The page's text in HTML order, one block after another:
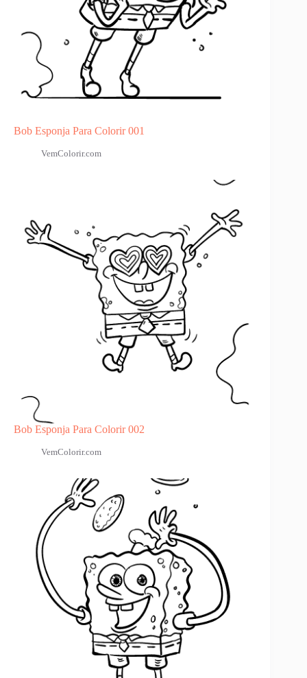
Bob Esponja Para Colorir 001
VemColorir.com
Bob Esponja Para Colorir 002
VemColorir.com